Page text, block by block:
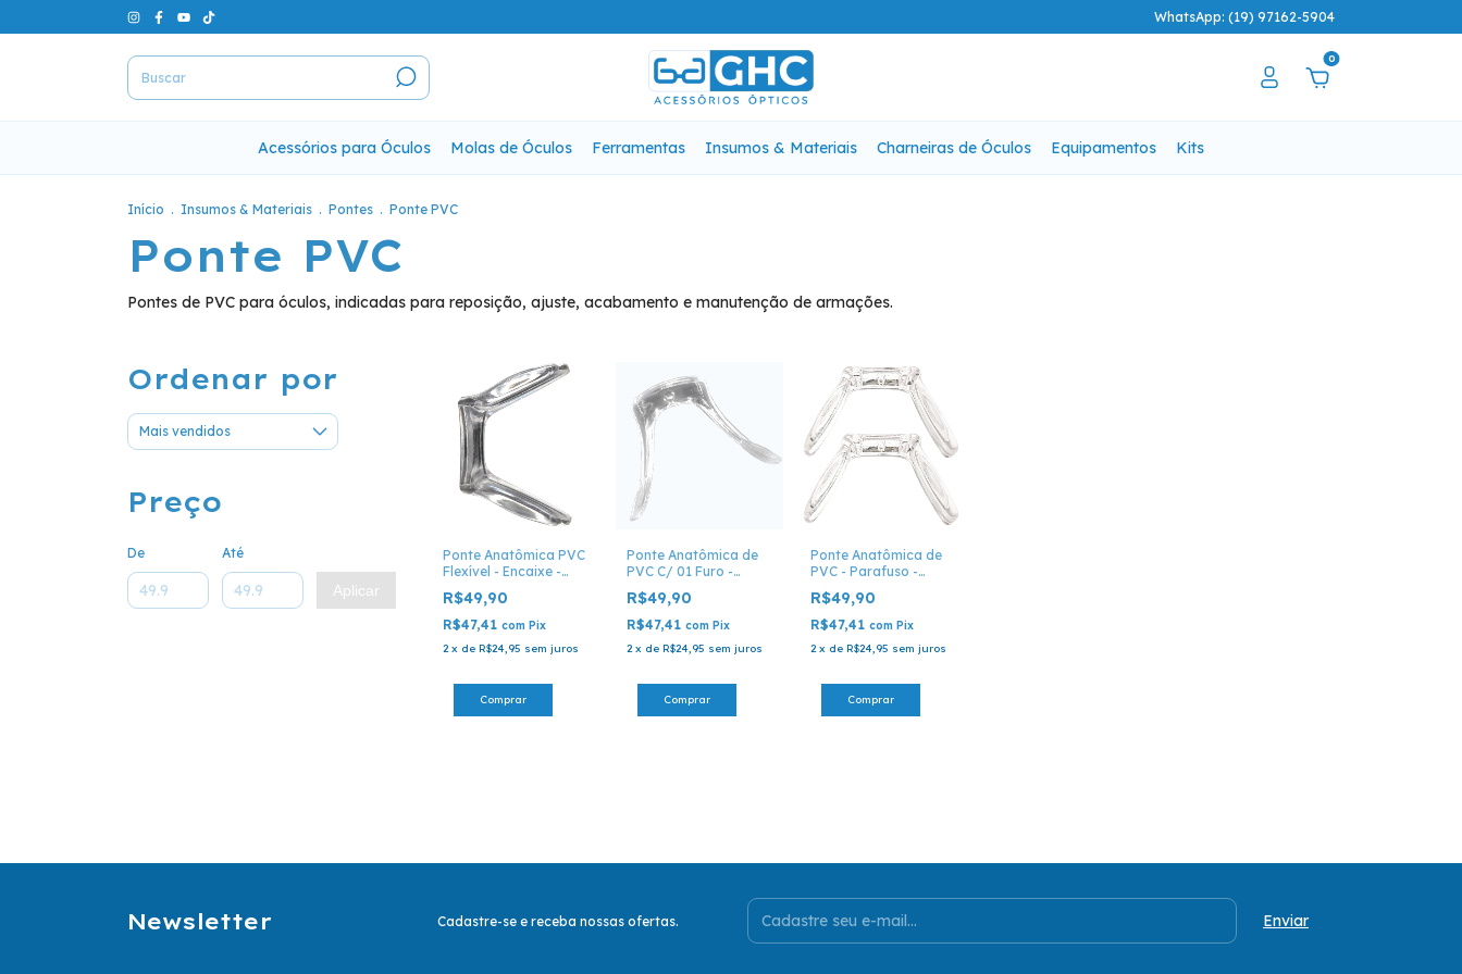
WhatsApp: (19) 97162-5904
0
Acessórios para Óculos Molas de Óculos Ferramentas Insumos & Materiais Charneiras de Óculos Equipamentos Kits
Início . Insumos & Materiais . Pontes . Ponte PVC
Ponte PVC
Pontes de PVC para óculos, indicadas para reposição, ajuste, acabamento e manutenção de armações.
Ordenar por
Preço
De Até
Aplicar
Ponte Anatômica PVC
Flexível - Encaixe -
Ponte 01
R$49,90
R$47,41 com Pix
2 x de R$24,95 sem juros
Ponte Anatômica de
PVC C/ 01 Furo -
Parafuso - Ponte 03
R$49,90
R$47,41 com Pix
2 x de R$24,95 sem juros
Ponte Anatômica de
PVC - Parafuso -
Ponte 0302
R$49,90
R$47,41 com Pix
2 x de R$24,95 sem juros
Newsletter Cadastre-se e receba nossas ofertas.